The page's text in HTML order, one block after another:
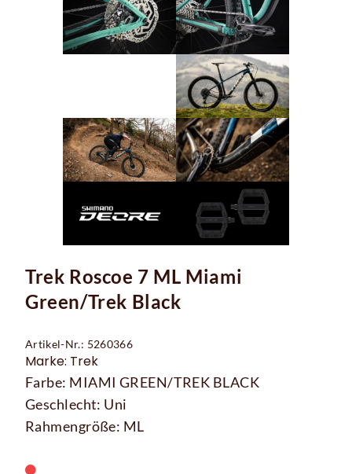
Trek Roscoe 7 ML Miami
Green/Trek Black
Artikel-Nr.: 5260366
Marke: Trek
Farbe: MIAMI GREEN/TREK BLACK
Geschlecht: Uni
Rahmengröße: ML